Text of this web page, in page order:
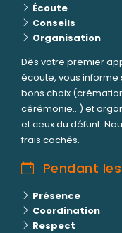
Écoute
Conseils
Organisation
Dès votre premier
écoute, vous informe
bons choix
cérémonie...) et
et ceux du défunt.
frais cachés.
Pendant
Présence
Coordination
Respect